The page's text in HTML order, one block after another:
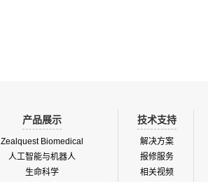
产品展示
Zealquest Biomedical
人工智能与机器人
生命科学
技术支持
解决方案
报修服务
相关视频